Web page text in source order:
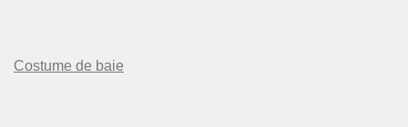
Costume de baie